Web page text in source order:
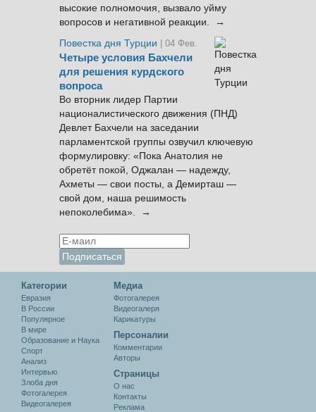
высокие полномочия, вызвало уйму
вопросов и негативной реакции. →
Повестка дня Турции
| 04 Фев.
Четыре условия Бахчели
для решения курдского
вопроса
Во вторник лидер Партии
националистического движения (ПНД)
Девлет Бахчели на заседании
парламентской группы озвучил ключевую
формулировку: «Пока Анатолия не
обретёт покой, Оджалан — надежду,
Ахметы — свои посты, а Демирташ —
свой дом, наша решимость
непоколебима». →
Категории
Евразия
В России
Популярное
В мире
Образование и Наука
Спорт
Анализ
Интервью
Злоба дня
Фотогалерея
Видеогалерея
Медиа
Фотогалерея
Видеогалеря
Карикатуры
Персоналии
Комментарии
Авторы
Cтраницы
О нас
Контакты
Реклама